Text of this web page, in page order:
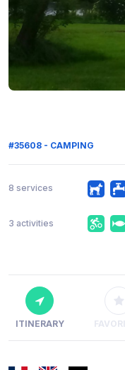
#35608 - CAMPING
8 services
3 activities
ITINERARY